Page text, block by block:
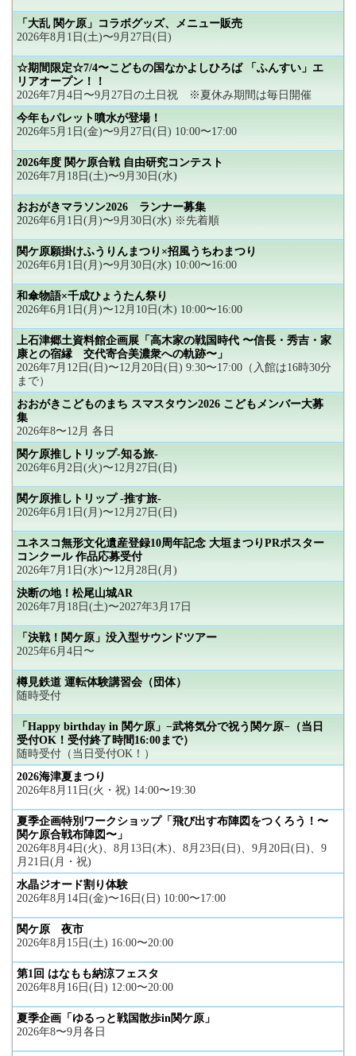
「大乱 関ケ原」コラボグッズ、メニュー販売
2026年8月1日(土)〜9月27日(日)
☆期間限定☆7/4〜こどもの国なかよしひろば 「ふんすい」エ
リアオープン！！
2026年7月4日〜9月27日の土日祝 ※夏休み期間は毎日開催
今年もパレット噴水が登場！
2026年5月1日(金)〜9月27日(日) 10:00〜17:00
2026年度 関ケ原合戦 自由研究コンテスト
2026年7月18日(土)〜9月30日(水)
おおがきマラソン2026 ランナー募集
2026年6月1日(月)〜9月30日(水) ※先着順
関ケ原願掛けふうりんまつり×招風うちわまつり
2026年6月1日(月)〜9月30日(水) 10:00〜16:00
和傘物語×千成ひょうたん祭り
2026年6月1日(月)〜12月10日(木) 10:00〜16:00
上石津郷土資料館企画展「高木家の戦国時代 〜信長・秀吉・家
康との宿縁 交代寄合美濃衆への軌跡〜」
2026年7月12日(日)〜12月20日(日) 9:30〜17:00（入館は16時30分
まで）
おおがきこどものまち スマスタウン2026 こどもメンバー大募
集
2026年8〜12月 各日
関ケ原推しトリップ-知る旅-
2026年6月2日(火)〜12月27日(日)
関ケ原推しトリップ -推す旅-
2026年6月1日(月)〜12月27日(日)
ユネスコ無形文化遺産登録10周年記念 大垣まつりPRポスター
コンクール 作品応募受付
2026年7月1日(水)〜12月28日(月)
決断の地！松尾山城AR
2026年7月18日(土)〜2027年3月17日
「決戦！関ケ原」没入型サウンドツアー
2025年6月4日〜
樽見鉄道 運転体験講習会（団体）
随時受付
「Happy birthday in 関ケ原」−武将気分で祝う関ケ原−（当日
受付OK！受付終了時間16:00まで）
随時受付（当日受付OK！）
2026海津夏まつり
2026年8月11日(火・祝) 14:00〜19:30
夏季企画特別ワークショップ「飛び出す布陣図をつくろう！〜
関ケ原合戦布陣図〜」
2026年8月4日(火)、8月13日(木)、8月23日(日)、9月20日(日)、9
月21日(月・祝)
水晶ジオード割り体験
2026年8月14日(金)〜16日(日) 10:00〜17:00
関ケ原 夜市
2026年8月15日(土) 16:00〜20:00
第1回 はなもも納涼フェスタ
2026年8月16日(日) 12:00〜20:00
夏季企画「ゆるっと戦国散歩in関ケ原」
2026年8〜9月各日